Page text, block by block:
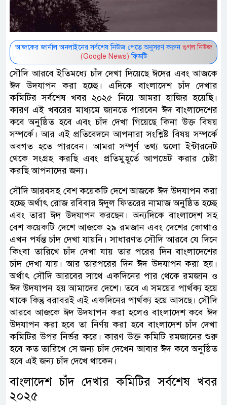
আজকের জার্নাল অনলাইনের সর্বশেষ নিউজ পেতে অনুসরণ করুন গুগল নিউজ
(Google News) ফিডটি
সৌদি আরবে ইতিমধ্যে চাঁদ দেখা দিয়েছে ঈদের এবং আজকে
ঈদ উদযাপন করা হচ্ছে। এদিকে বাংলাদেশ চাঁদ দেখার
কমিটির সর্বশেষ খবর ২০২৫ নিয়ে আমরা হাজির হয়েছি।
কারণ এই খবরের মাধ্যমে জানতে পারবেন ঈদ বাংলাদেশের
কবে অনুষ্ঠিত হবে এবং চাঁদ দেখা গিয়েছে কিনা উক্ত বিষয়
সম্পর্কে। আর এই প্রতিবেদনে আপনারা সংশ্লিষ্ট বিষয় সম্পর্কে
অবগত হতে পারবেন। আমরা সম্পূর্ণ তথ্য গুলো ইন্টারনেট
থেকে সংগ্রহ করছি এবং প্রতিমুহূর্তে আপডেট করার চেষ্টা
করছি আপনাদের জন্য।
সৌদি আরবসহ বেশ কয়েকটি দেশে আজকে ঈদ উদযাপন করা
হচ্ছে অর্থাৎ রোজ রবিবার ঈদুল ফিতরের নামাজ অনুষ্ঠিত হচ্ছে
এবং তারা ঈদ উদযাপন করছেন। অন্যদিকে বাংলাদেশ সহ
বেশ কয়েকটি দেশে আজকে ২৯ রমজান এবং দেশের কোথাও
এখন পর্যন্ত চাঁদ দেখা যায়নি। সাধারণত সৌদি আরবে যে দিনে
কিংবা তারিখে চাঁদ দেখা যায় তার পরের দিন বাংলাদেশের
চাঁদ দেখা যায়। আর তারপরের দিন ঈদ উদযাপন করা হয়।
অর্থাৎ সৌদি আরবের সাথে একদিনের পার থেকে রমজান ও
ঈদ উদযাপন হয় আমাদের দেশে। তবে এ সময়ের পার্থক্য হয়ে
থাকে কিন্তু বরাবরই এই একদিনের পার্থক্য হয়ে আসছে। সৌদি
আরবে আজকে ঈদ উদযাপন করা হলেও বাংলাদেশ কবে ঈদ
উদযাপন করা হবে তা নির্ণয় করা হবে বাংলাদেশ চাঁদ দেখা
কমিটির উপর নির্ভর করে। কারণ উক্ত কমিটি রমজানের শুরু
হবে কত তারিখে সে জন্য চাঁদ দেখেন আবার ঈদ কবে অনুষ্ঠিত
হবে এই জন্য চাঁদ দেখে থাকেন।
বাংলাদেশ চাঁদ দেখার কমিটির সর্বশেষ খবর
২০২৫